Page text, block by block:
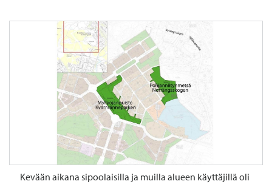
Kevään aikana sipoolaisilla ja muilla alueen käyttäjillä oli